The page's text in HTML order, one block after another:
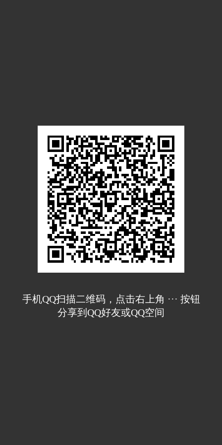
手机QQ扫描二维码，点击右上角 ··· 按钮
分享到QQ好友或QQ空间